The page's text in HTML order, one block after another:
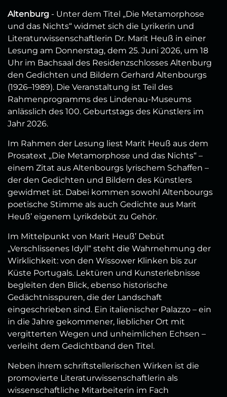
Altenburg - Unter dem Titel „Die Metamorphose
und das Nichts“ widmet sich die Lyrikerin und
Literaturwissenschaftlerin Dr. Marit Heuß in einer
Lesung am Donnerstag, dem 25. Juni 2026, um 18
Uhr im Bachsaal des Residenzschlosses Altenburg
den Gedichten und Bildern Gerhard Altenbourgs
(1926–1989). Die Veranstaltung ist Teil des
Rahmenprogramms des Lindenau-Museums
anlässlich des 100. Geburtstags des Künstlers im
Jahr 2026.
Im Rahmen der Lesung liest Marit Heuß aus dem
Prosatext „Die Metamorphose und das Nichts“ –
einem Zitat aus Altenbourgs lyrischem Schaffen –
der den Gedichten und Bildern des Künstlers
gewidmet ist. Dabei kommen sowohl Altenbourgs
poetische Stimme als auch Gedichte aus Marit
Heuß’ eigenem Lyrikdebüt zu Gehör.
Im Mittelpunkt von Marit Heuß’ Debüt
„Verschlissenes Idyll“ steht die Wahrnehmung der
Wirklichkeit: von den Wissower Klinken bis zur
Küste Portugals. Lektüren und Kunsterlebnisse
begleiten den Blick, ebenso historische
Gedächtnisspuren, die der Landschaft
eingeschrieben sind. Ein italienischer Palazzo – ein
in die Jahre gekommener, lieblicher Ort mit
vergitterten Wegen und unheimlichen Echsen –
verleiht dem Gedichtband den Titel.
Neben ihrem schriftstellerischen Wirken ist die
promovierte Literaturwissenschaftlerin als
wissenschaftliche Mitarbeiterin im Fach